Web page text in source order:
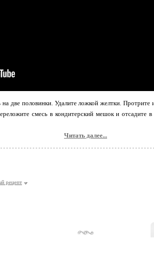
две половинки. Удалите ложкой желтки. Протрите
смесь в кондитерский мешок и отсадите
Читать далее...
рецепт